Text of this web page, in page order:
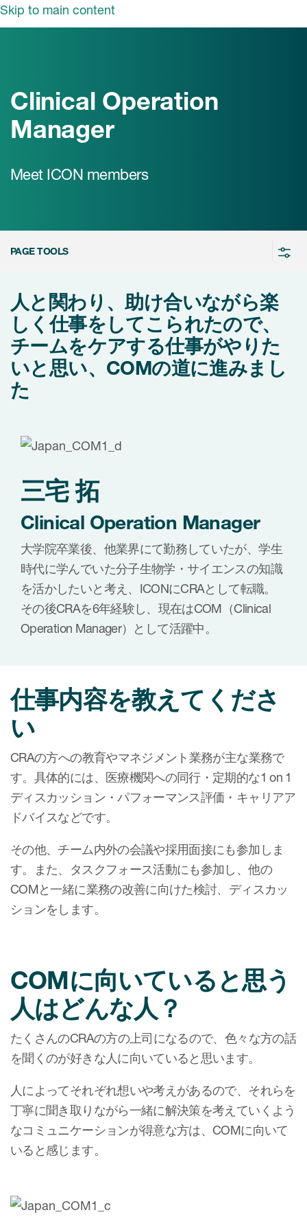
Skip to main content
ICON
ソリューション
ICON biotech
活動
イト
キャリア採用
Meet ICON members
ス
ICON （英語サイト）
へのお問い合わせ
Clinical Operation
Manager
Meet ICON members
PAGE TOOLS
人と関わり、助け合いながら楽
しく仕事をしてこられたので、
チームをケアする仕事がやりた
いと思い、COMの道に進みまし
た
三宅 拓
Clinical Operation Manager
大学院卒業後、他業界にて勤務していたが、学生
時代に学んでいた分子生物学・サイエンスの知識
を活かしたいと考え、ICONにCRAとして転職。
その後CRAを6年経験し、現在はCOM（Clinical
Operation Manager）として活躍中。
仕事内容を教えてくださ
い
CRAの方への教育やマネジメント業務が主な業務で
す。具体的には、医療機関への同行・定期的な1 on 1
ディスカッション・パフォーマンス評価・キャリアア
ドバイスなどです。
その他、チーム内外の会議や採用面接にも参加しま
す。また、タスクフォース活動にも参加し、他の
COMと一緒に業務の改善に向けた検討、ディスカッ
ションをします。
COMに向いていると思う
人はどんな人？
たくさんのCRAの方の上司になるので、色々な方の話
を聞くのが好きな人に向いていると思います。
人によってそれぞれ想いや考えがあるので、それらを
丁寧に聞き取りながら一緒に解決策を考えていくよう
なコミュニケーションが得意な方は、COMに向いて
いると感じます。